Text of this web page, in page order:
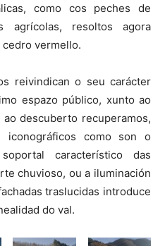
como cos peches de
agrícolas, resoltos agora
vermello.
reivindican o seu carácter
espazo público, xunto ao
descuberto recuperamos,
iconográficos como son o
característico das
chuvioso, ou a iluminación
traslucidas introduce
do val.